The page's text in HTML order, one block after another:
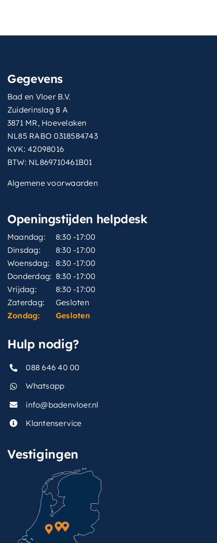
Gegevens
Bad en Vloer B.V.
Zuiderinslag 8 A
3871 MR, Hoevelaken
NL85 RABO 0318584743
KVK: 42098016
BTW: NL869710461B01
Algemene voorwaarden
Openingstijden helpdesk
Maandag:
8:30 -17:00
Dinsdag:
8:30 -17:00
Woensdag:
8:30 -17:00
Donderdag: 8:30 -17:00
Vrijdag:
8:30 -17:00
Zaterdag:
Gesloten
Zondag:
Gesloten
Hulp nodig?
088 646 40 00
Whatsapp
info@badenvloer.nl
Klantenservice
Vestigingen